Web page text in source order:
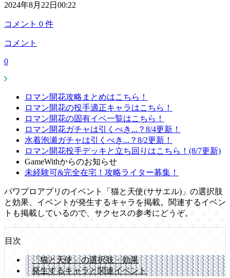
2024年8月22日00:22
コメント 0 件
コメント
0
ロマン開花攻略まとめはこちら！
ロマン開花の投手適正キャラはこちら！
ロマン開花の固有イベ一覧はこちら！
ロマン開花ガチャは引くべき...？8/4更新！
水着泡瀬ガチャは引くべき...？8/2更新！
ロマン開花投手デッキと立ち回りはこちら！(8/7更新)
GameWithからのお知らせ
未経験可&完全在宅！攻略ライター募集！
パワプロアプリのイベント「猫と天使(ササエル)」の選択肢
と効果、イベントが発生するキャラを掲載。関連するイベン
トも掲載しているので、サクセスの参考にどうぞ。
目次
「猫と天使」の選択肢・効果
発生するキャラと関連イベント